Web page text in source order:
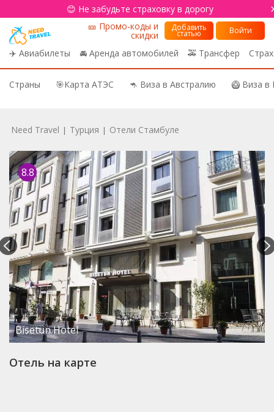
😊 Не забудьте страховку в дорогу
✈️ Авиабилеты 🚘 Аренда автомобилей 🚕 Трансфер
🎫 Промо-коды и
скидки
Добавить
статью Войти
Страны 🎯Карта АТЭС 🦘 Виза в Австралию 🥝 Виза
Need Travel | Турция | Отели Стамбуле
8.8
Bisetun Hotel
Отель на карте